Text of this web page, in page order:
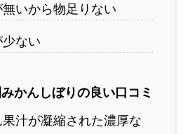
無いから物足りない
ない
かんしぼりの良い口コミ
汁が凝縮された濃厚な